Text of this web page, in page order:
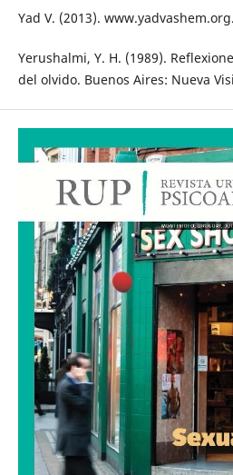
Yad V. (2013).
Yerushalmi, Y. H. (1989).
del olvido. Buenos Aires: Nueva